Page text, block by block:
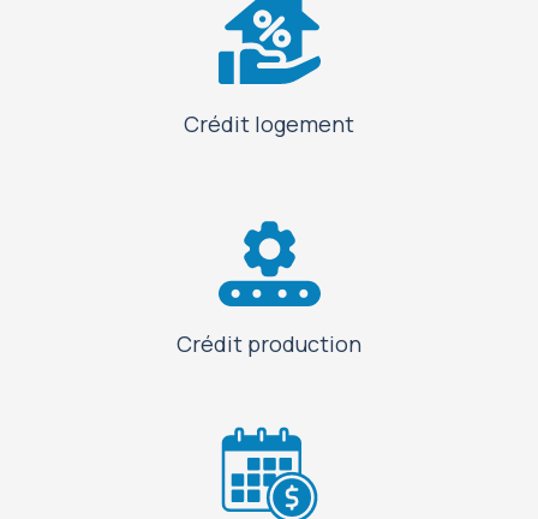
Crédit logement
Crédit production